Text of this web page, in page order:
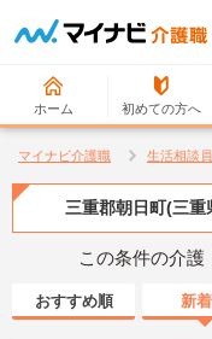
ホーム 初めての方へ
マイナビ介護職 生活相談員
三重郡朝日町(三重
この条件の介護
おすすめ順 新